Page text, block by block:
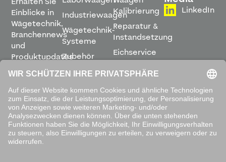
Einblicke in
Wägetechnik,
Branchennews
und
Produktupdates
direkt in
Ihren
Posteingang.
ABONNIEREN
Industriewaagen
Wägetechnik-
Systeme
Zubehör
Software
Kalibrierung
Reparatur &
Instandsetzung
Eichservice
Montage &
Inbetriebnahme
Leihwaagen
&
Mietservice
LinkedIn